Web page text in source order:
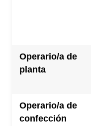
Operario/a de
planta
Operario/a de
confección